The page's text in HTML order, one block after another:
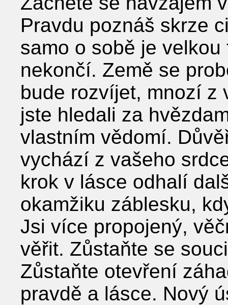
Pravdu poznáš skrze
samo o sobě je
nekončí. Země se
bude rozvíjet, mnozí z
jste hledali za
vlastním vědomí.
vychází z vašeho
krok v lásce odhalí
okamžiku záblesku,
Jsi více propojený,
věřit. Zůstaňte se
Zůstaňte otevření
pravdě a lásce. Nový